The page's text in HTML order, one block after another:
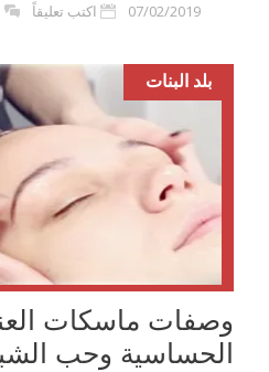
07/02/2019 اكتب تعليقاً
بلد البنات
وصفات ماسكات
الحساسية وحب